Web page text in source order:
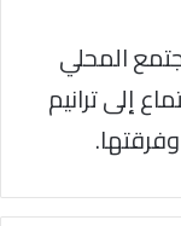
المحلي
إلى ترانيم